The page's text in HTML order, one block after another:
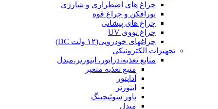
چراغ های اضطراری و شارژی
نورافکن و چراغ قوه
چراغ های پیشانی
چراغ یووی UV
چراغهای خودرویی(۱۲ ولت DC)
تجهیزات الکترونیکی
منابع تغذیه،درایور، اینورتر،مبدل
منبع تغذیه متغیر
آداپتور
اینورتر
پاور سوئیچینگ
مبدل